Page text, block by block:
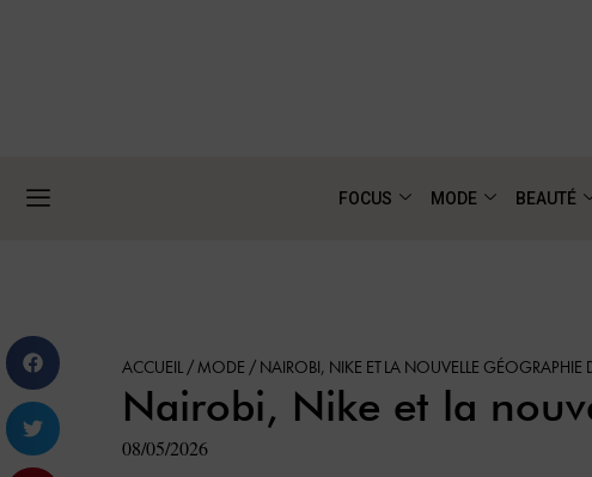
FOCUS MODE BEAUTÉ
ACCUEIL / MODE / NAIROBI, NIKE ET LA NOUVELLE GÉOGRAPHIE
Nairobi, Nike et la
08/05/2026